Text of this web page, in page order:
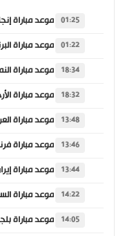
01:25
01:22
18:34
18:32
13:48
13:46
13:44
14:22
14:05